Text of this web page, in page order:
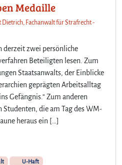
Medaille
Dietrich, Fachanwalt für Strafrecht -
derzeit zwei persönliche
Beteiligten lesen. Zum
Staatsanwalts, der Einblicke
geprägten Arbeitsalltag
Gefängnis.“ Zum anderen
Studenten, die am Tag des WM-
heraus ein […]
U-Haft